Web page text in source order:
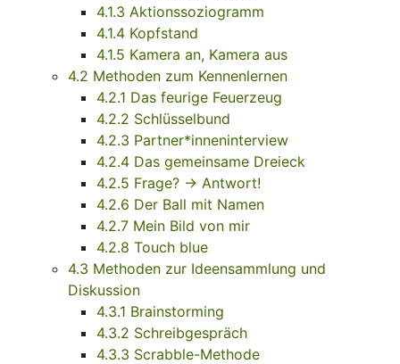
4.1.3 Aktionssoziogramm
4.1.4 Kopfstand
4.1.5 Kamera an, Kamera aus
4.2 Methoden zum Kennenlernen
4.2.1 Das feurige Feuerzeug
4.2.2 Schlüsselbund
4.2.3 Partner*inneninterview
4.2.4 Das gemeinsame Dreieck
4.2.5 Frage? -> Antwort!
4.2.6 Der Ball mit Namen
4.2.7 Mein Bild von mir
4.2.8 Touch blue
4.3 Methoden zur Ideensammlung und
Diskussion
4.3.1 Brainstorming
4.3.2 Schreibgespräch
4.3.3 Scrabble-Methode